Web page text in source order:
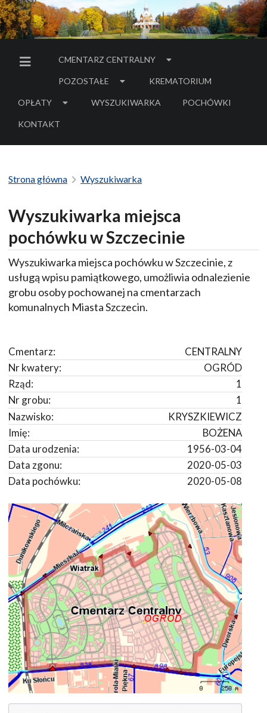
MENU BOCZNE
CMENTARZ CENTRALNY
POZOSTAŁE KREMATORIUM
OPŁATY WYSZUKIWARKA POCHÓWKI
- LINK DO SERWISU
KONTAKT
Strona główna Wyszukiwarka
Wyszukiwarka miejsca
pochówku w Szczecinie
Wyszukiwarka miejsca pochówku w Szczecinie, z
usługą wpisu pamiątkowego, umożliwia odnalezienie
grobu osoby pochowanej na cmentarzach
komunalnych Miasta Szczecin.
CENTRALNY
Cmentarz:
OGRÓD
Nr kwatery:
1
Rząd:
1
Nr grobu:
KRYSZKIEWICZ
Nazwisko:
BOŻENA
Imię:
1956-03-04
Data urodzenia:
2020-05-03
Data zgonu:
2020-05-08
Data pochówku: